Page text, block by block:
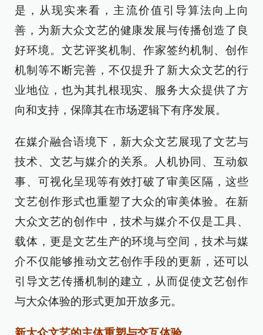
是，从现实来看，主流价值引导算法向上向
善，为新大众文艺的健康发展与传播创造了良
好环境。文艺评奖机制、作家签约机制、创作
机制等不断完善，不仅提升了新大众文艺的行
业地位，也为其扎根现实、服务大众提供了方
向和支持，保障其在市场逻辑下有序发展。
在媒介融合语境下，新大众文艺展现了文艺与
技术、文艺与媒介的关系。人机协同、互动叙
事、可视化呈现等有效打破了审美区隔，这些
文艺创作形式也重塑了大众的审美体验。在新
大众文艺的创作中，技术与媒介不仅是工具、
载体，更是文艺生产的环境与空间，技术与媒
介不仅能够推动文艺创作手段的更新，还可以
引导文艺传播机制的建立，从而促使文艺创作
与大众体验的形式更加开放多元。